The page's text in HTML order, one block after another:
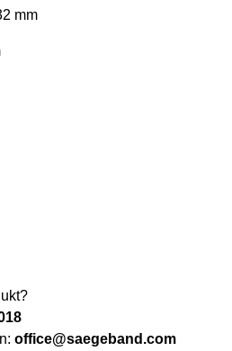
mm
Preis war: 265,09 €
Preis ist: 246,16 €.
HSS-E Ø 350 x 2,5 x 32 mm Z6
office@saegeband.com